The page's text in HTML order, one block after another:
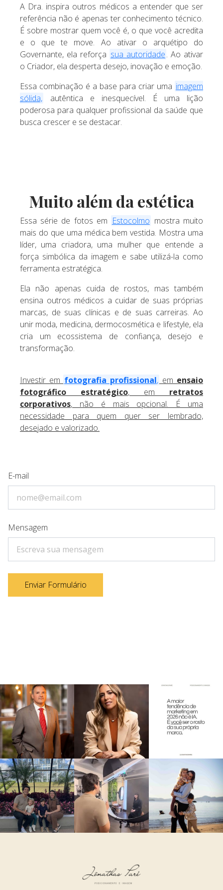
A Dra. inspira outros médicos a entender que ser
referência não é apenas ter conhecimento técnico.
É sobre mostrar quem você é, o que você acredita
e o que te move. Ao ativar o arquétipo do
Governante, ela reforça sua autoridade. Ao ativar
o Criador, ela desperta desejo, inovação e emoção.
Essa combinação é a base para criar uma imagem
sólida, autêntica e inesquecível. É uma lição
poderosa para qualquer profissional da saúde que
busca crescer e se destacar.
Muito além da estética
Essa série de fotos em Estocolmo mostra muito
mais do que uma médica bem vestida. Mostra uma
líder, uma criadora, uma mulher que entende a
força simbólica da imagem e sabe utilizá-la como
ferramenta estratégica.
Ela não apenas cuida de rostos, mas também
ensina outros médicos a cuidar de suas próprias
marcas, de suas clínicas e de suas carreiras. Ao
unir moda, medicina, dermocosmética e lifestyle, ela
cria um ecossistema de confiança, desejo e
transformação.
Investir em fotografia profissional, em ensaio
fotográfico estratégico, em retratos
corporativos, não é mais opcional. É uma
necessidade para quem quer ser lembrado,
desejado e valorizado.
E-mail
Mensagem
Enviar Formulário